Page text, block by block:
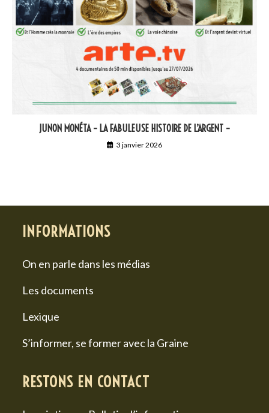
JUNON MONÉTA – LA FABULEUSE HISTOIRE DE L’ARGENT –
3 janvier 2026
INFORMATIONS
On en parle dans les médias
Les documents
Lexique
S’informer, se former avec la Graine
RESTONS EN CONTACT